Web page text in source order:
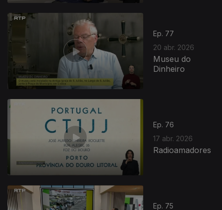
Ep. 77
20 abr. 2026
Museu do
Dinheiro
Ep. 76
17 abr. 2026
Radioamadores
Ep. 75